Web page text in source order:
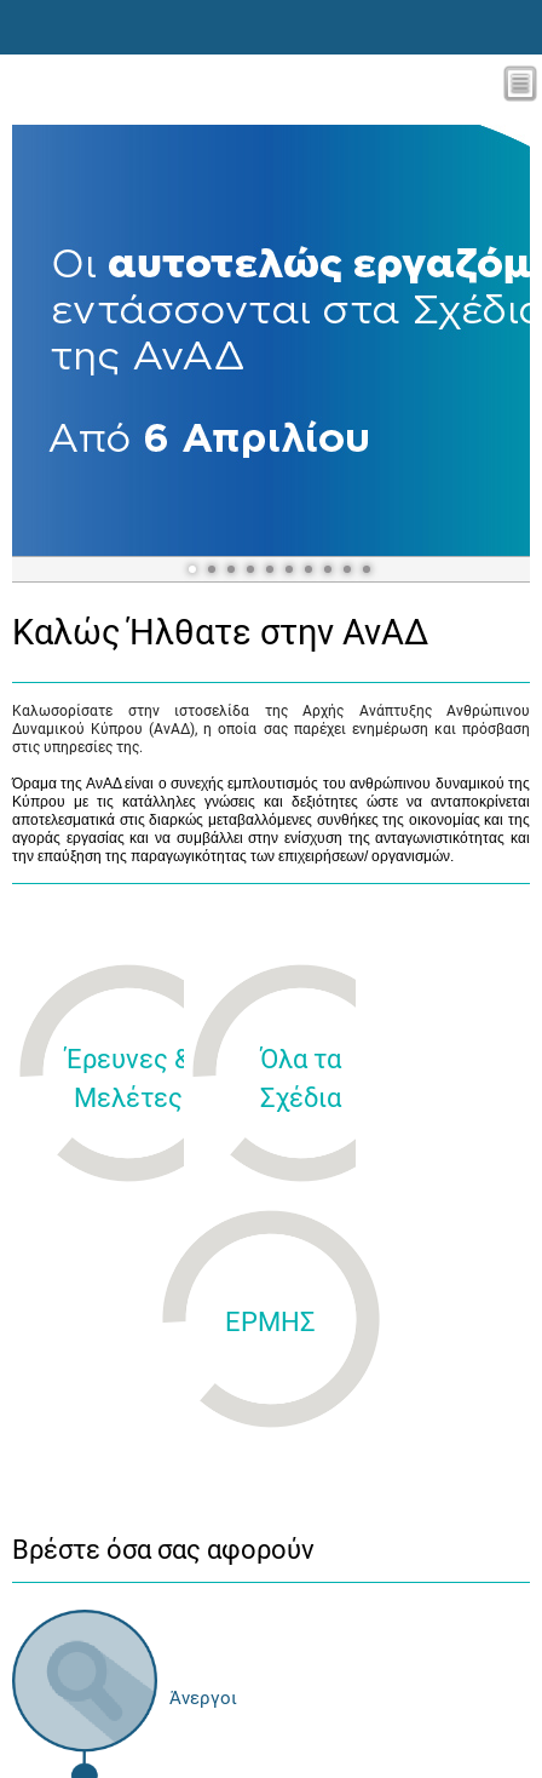
Καλώς Ήλθατε στην ΑνΑΔ
Καλωσορίσατε στην ιστοσελίδα της Αρχής Ανάπτυξης Ανθρώπινου
Δυναμικού Κύπρου (ΑνΑΔ), η οποία σας παρέχει ενημέρωση και πρόσβαση
στις υπηρεσίες της.
Όραμα της ΑνΑΔ είναι ο συνεχής εμπλουτισμός του ανθρώπινου δυναμικού της
Κύπρου με τις κατάλληλες γνώσεις και δεξιότητες ώστε να ανταποκρίνεται
αποτελεσματικά στις διαρκώς μεταβαλλόμενες συνθήκες της οικονομίας και της
αγοράς εργασίας και να συμβάλλει στην ενίσχυση της ανταγωνιστικότητας και
την επαύξηση της παραγωγικότητας των επιχειρήσεων/ οργανισμών.
Έρευνες &
Μελέτες
Όλα τα
Σχέδια
ΕΡΜΗΣ
Βρέστε όσα σας αφορούν
Άνεργοι